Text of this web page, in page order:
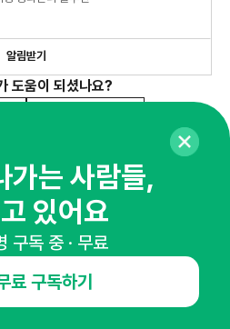
알림받기
도움이 되셨나요?
주세요! 0
커집니다.
가는 사람들,
있어요
구독 중 · 무료
료 구독하기